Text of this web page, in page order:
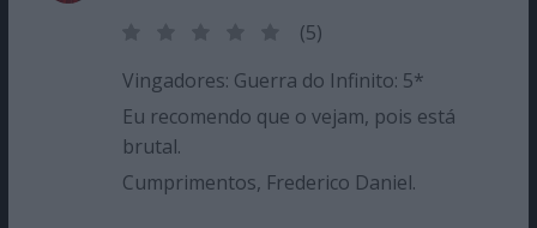
(5)
Vingadores: Guerra do Infinito: 5*
Eu recomendo que o vejam, pois está
brutal.
Cumprimentos, Frederico Daniel.